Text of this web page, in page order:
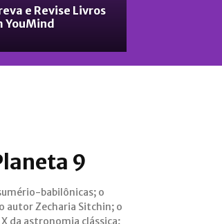
e Revise Livros
YouMind
9